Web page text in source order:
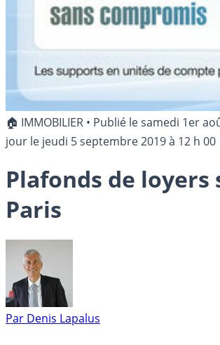
🏠 IMMOBILIER • Publié lesamedi 1er
jour le jeudi 5 septembre 2019 à 12 h 00
Plafonds de loyers
Paris
Par Denis Lapalus